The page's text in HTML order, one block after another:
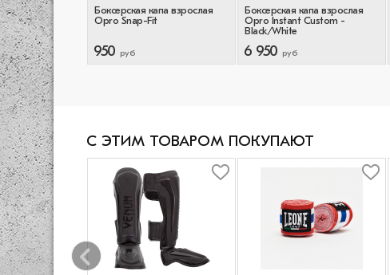
Leone Top
- Yellow
Боксерская капа взрослая
Opro Snap-Fit
950 руб
Боксерская капа взрослая
Opro Instant Custom -
Black/White
6 950 руб
С ЭТИМ ТОВАРОМ ПОКУПАЮТ